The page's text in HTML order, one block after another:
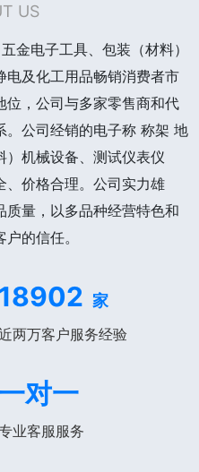
US
金电子工具、包装（材料）
电及化工用品畅销消费者市
位，公司与多家零售商和代
。公司经销的电子称 称架 地
）机械设备、测试仪表仪
、价格合理。公司实力雄
质量，以多品种经营特色和
的信任。
18902 家
两万客户服务经验
一对一
业客服服务